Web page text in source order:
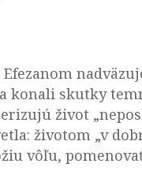
konali skutky
život
životom „v
vôľu,